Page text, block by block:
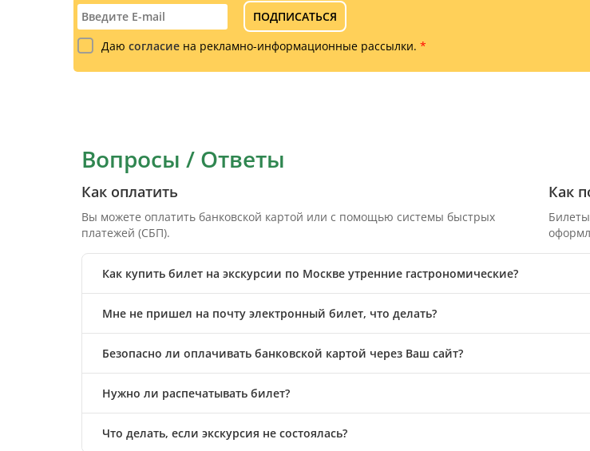
ПОДПИСАТЬСЯ
Даю согласие на рекламно-информационные рассылки. *
Вопросы / Ответы
Как оплатить
Вы можете оплатить банковской картой или с помощью системы быстрых
платежей (СБП).
Как
Как купить билет на экскурсии по Москве утренние гастрономические?
Мне не пришел на почту электронный билет, что делать?
Безопасно ли оплачивать банковской картой через Ваш сайт?
Нужно ли распечатывать билет?
Что делать, если экскурсия не состоялась?